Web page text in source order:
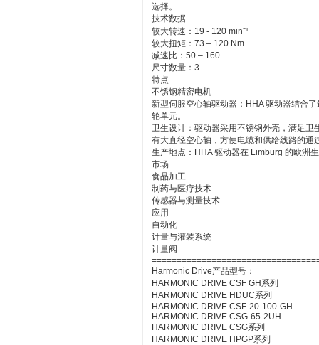
选择。
技术数据
较大转速：19 - 120 min⁻¹
较大扭矩：73 – 120 Nm
减速比：50 – 160
尺寸数量：3
特点
不锈钢精密电机
新型伺服空心轴驱动器：HHA 驱动器结合
轮单元。
卫生设计：驱动器采用不锈钢外壳，满足
有大直径空心轴，方便电缆和供给线路的通
生产地点：HHA 驱动器在 Limburg 的欧洲
市场
食品加工
制药与医疗技术
传感器与测量技术
应用
自动化
计量与灌装系统
计量阀
Harmonic Drive产品型号：
HARMONIC DRIVE CSF GH系列
HARMONIC DRIVE HDUC系列
HARMONIC DRIVE CSF-20-100-GH
HARMONIC DRIVE CSG-65-2UH
HARMONIC DRIVE CSG系列
HARMONIC DRIVE HPGP系列